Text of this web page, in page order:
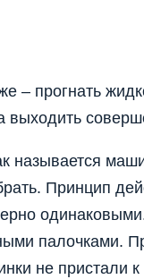
– прогнать
называется
Принцип
палочками.
не пристали